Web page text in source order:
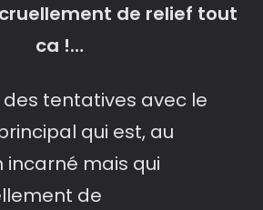
de relief tout
ca !…
des tentatives avec le
qui est, au
incarné mais qui
de